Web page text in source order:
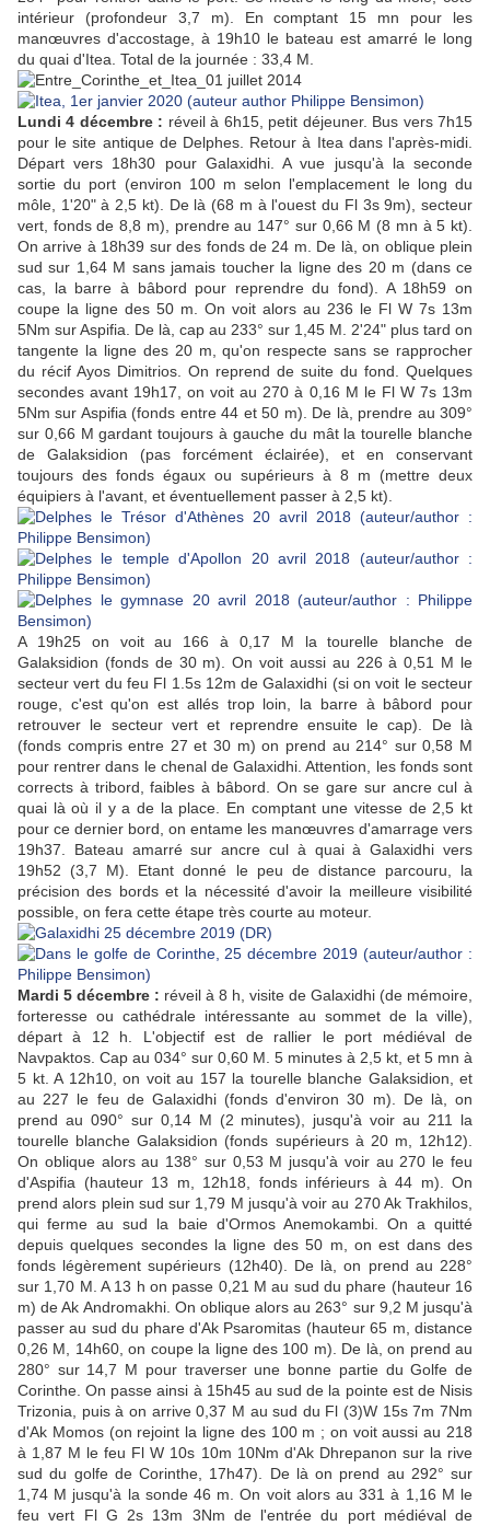
intérieur (profondeur 3,7 m). En comptant 15 mn pour les
manœuvres d'accostage, à 19h10 le bateau est amarré le long
du quai d'Itea. Total de la journée : 33,4 M.
Lundi 4 décembre : réveil à 6h15, petit déjeuner. Bus vers 7h15
pour le site antique de Delphes. Retour à Itea dans l'après-midi.
Départ vers 18h30 pour Galaxidhi. A vue jusqu'à la seconde
sortie du port (environ 100 m selon l'emplacement le long du
môle, 1'20" à 2,5 kt). De là (68 m à l'ouest du Fl 3s 9m), secteur
vert, fonds de 8,8 m), prendre au 147° sur 0,66 M (8 mn à 5 kt).
On arrive à 18h39 sur des fonds de 24 m. De là, on oblique plein
sud sur 1,64 M sans jamais toucher la ligne des 20 m (dans ce
cas, la barre à bâbord pour reprendre du fond). A 18h59 on
coupe la ligne des 50 m. On voit alors au 236 le Fl W 7s 13m
5Nm sur Aspifia. De là, cap au 233° sur 1,45 M. 2'24" plus tard on
tangente la ligne des 20 m, qu'on respecte sans se rapprocher
du récif Ayos Dimitrios. On reprend de suite du fond. Quelques
secondes avant 19h17, on voit au 270 à 0,16 M le Fl W 7s 13m
5Nm sur Aspifia (fonds entre 44 et 50 m). De là, prendre au 309°
sur 0,66 M gardant toujours à gauche du mât la tourelle blanche
de Galaksidion (pas forcément éclairée), et en conservant
toujours des fonds égaux ou supérieurs à 8 m (mettre deux
équipiers à l'avant, et éventuellement passer à 2,5 kt).
A 19h25 on voit au 166 à 0,17 M la tourelle blanche de
Galaksidion (fonds de 30 m). On voit aussi au 226 à 0,51 M le
secteur vert du feu Fl 1.5s 12m de Galaxidhi (si on voit le secteur
rouge, c'est qu'on est allés trop loin, la barre à bâbord pour
retrouver le secteur vert et reprendre ensuite le cap). De là
(fonds compris entre 27 et 30 m) on prend au 214° sur 0,58 M
pour rentrer dans le chenal de Galaxidhi. Attention, les fonds sont
corrects à tribord, faibles à bâbord. On se gare sur ancre cul à
quai là où il y a de la place. En comptant une vitesse de 2,5 kt
pour ce dernier bord, on entame les manœuvres d'amarrage vers
19h37. Bateau amarré sur ancre cul à quai à Galaxidhi vers
19h52 (3,7 M). Etant donné le peu de distance parcouru, la
précision des bords et la nécessité d'avoir la meilleure visibilité
possible, on fera cette étape très courte au moteur.
Mardi 5 décembre : réveil à 8 h, visite de Galaxidhi (de mémoire,
forteresse ou cathédrale intéressante au sommet de la ville),
départ à 12 h. L'objectif est de rallier le port médiéval de
Navpaktos. Cap au 034° sur 0,60 M. 5 minutes à 2,5 kt, et 5 mn à
5 kt. A 12h10, on voit au 157 la tourelle blanche Galaksidion, et
au 227 le feu de Galaxidhi (fonds d'environ 30 m). De là, on
prend au 090° sur 0,14 M (2 minutes), jusqu'à voir au 211 la
tourelle blanche Galaksidion (fonds supérieurs à 20 m, 12h12).
On oblique alors au 138° sur 0,53 M jusqu'à voir au 270 le feu
d'Aspifia (hauteur 13 m, 12h18, fonds inférieurs à 44 m). On
prend alors plein sud sur 1,79 M jusqu'à voir au 270 Ak Trakhilos,
qui ferme au sud la baie d'Ormos Anemokambi. On a quitté
depuis quelques secondes la ligne des 50 m, on est dans des
fonds légèrement supérieurs (12h40). De là, on prend au 228°
sur 1,70 M. A 13 h on passe 0,21 M au sud du phare (hauteur 16
m) de Ak Andromakhi. On oblique alors au 263° sur 9,2 M jusqu'à
passer au sud du phare d'Ak Psaromitas (hauteur 65 m, distance
0,26 M, 14h60, on coupe la ligne des 100 m). De là, on prend au
280° sur 14,7 M pour traverser une bonne partie du Golfe de
Corinthe. On passe ainsi à 15h45 au sud de la pointe est de Nisis
Trizonia, puis à on arrive 0,37 M au sud du Fl (3)W 15s 7m 7Nm
d'Ak Momos (on rejoint la ligne des 100 m ; on voit aussi au 218
à 1,87 M le feu Fl W 10s 10m 10Nm d'Ak Dhrepanon sur la rive
sud du golfe de Corinthe, 17h47). De là on prend au 292° sur
1,74 M jusqu'à la sonde 46 m. On voit alors au 331 à 1,16 M le
feu vert Fl G 2s 13m 3Nm de l'entrée du port médiéval de